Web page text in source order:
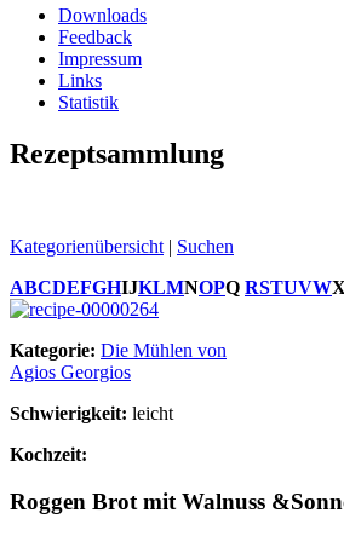
Downloads
Feedback
Impressum
Links
Statistik
Rezeptsammlung
Kategorienübersicht | Suchen
ABCDEFGHIJKLMNOPQ RSTUVWX
Kategorie: Die Mühlen von
Agios Georgios
Schwierigkeit: leicht
Kochzeit:
Roggen Brot mit Walnuss